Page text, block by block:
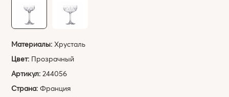
Материалы:Хрусталь
Цвет: Прозрачный
Артикул:244056
Страна:Франция